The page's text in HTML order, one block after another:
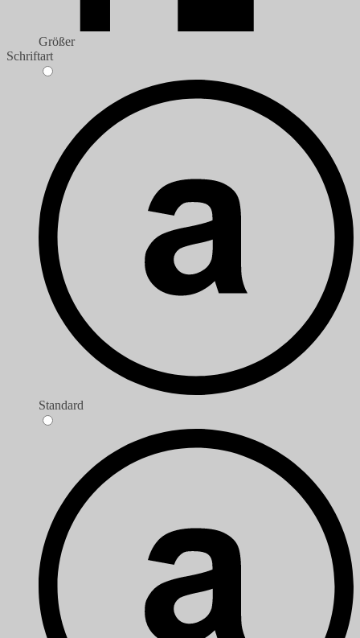
Größer
Schriftart
Standard